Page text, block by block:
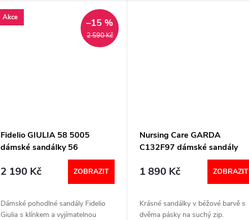
každý...
Akce
2 590 Kč
–15 %
Fidelio GIULIA 58 5005
dámské sandálky 56
2 190 Kč ZOBRAZIT
Dámské pohodlné sandály Fidelio
Giulia s klínkem a vyjímatelnou
Nursing Care GARDA
C132F97 dámské sandály
1 890 Kč ZOBRAZIT
Krásné sandálky v béžové barvě s
dvěma pásky na suchý zip.